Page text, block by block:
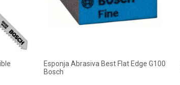
Esponja Abrasiva Best Flat Edge G100
Bosch